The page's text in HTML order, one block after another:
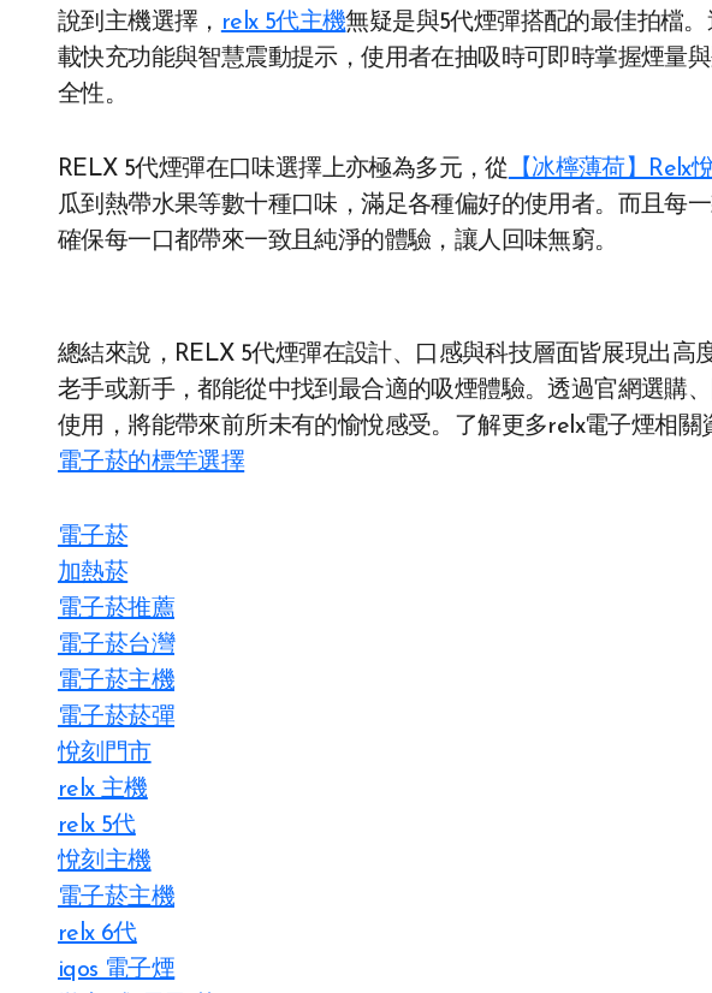
說到主機選擇， relx 5代主機無疑是與5代煙彈搭配的最佳拍檔
載快充功能與智慧震動提示，使用者在抽吸時可即時掌握煙量
全性。
RELX 5代煙彈在口味選擇上亦極為多元，從 【冰檸薄荷】Relx
瓜到熱帶水果等數十種口味，滿足各種偏好的使用者。而且每
確保每一口都帶來一致且純淨的體驗，讓人回味無窮。
總結來說，RELX 5代煙彈在設計、口感與科技層面皆展現出高
老手或新手，都能從中找到最合適的吸煙體驗。透過官網選購
使用，將能帶來前所未有的愉悅感受。了解更多relx電子煙相關
電子菸的標竿選擇
電子菸
加熱菸
電子菸推薦
電子菸台灣
電子菸主機
電子菸菸彈
悅刻門市
relx 主機
relx 5代
悅刻主機
電子菸主機
relx 6代
iqos 電子煙​